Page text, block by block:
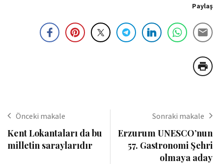
Paylaş
Önceki makale
Kent Lokantaları da bu
milletin saraylarıdır
Sonraki makale
Erzurum UNESCO’nun
57. Gastronomi Şehri
olmaya aday